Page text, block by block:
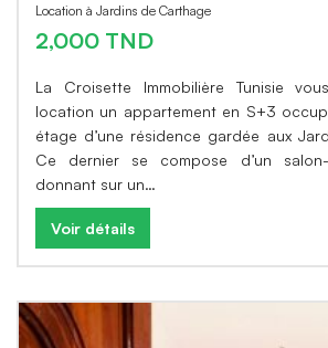
Location à Jardins de Carthage
2,000 TND
La Croisette Immobilière Tunisie
location un appartement en S+3
étage d’une résidence gardée aux
Ce dernier se compose d’un
donnant sur un…
Voir détails